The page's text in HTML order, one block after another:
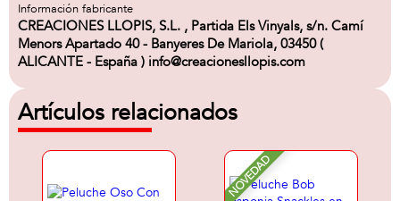
Información fabricante
CREACIONES LLOPIS, S.L. , Partida Els Vinyals, s/n. Camí
Menors Apartado 40 - Banyeres De Mariola, 03450 (
ALICANTE - España ) info@creacionesllopis.com
Artículos relacionados
NOVEDAD